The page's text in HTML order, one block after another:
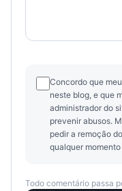
Concordo que
neste blog, e que
administrador do
prevenir abusos.
pedir a remoção
qualquer
Todo comentário passa